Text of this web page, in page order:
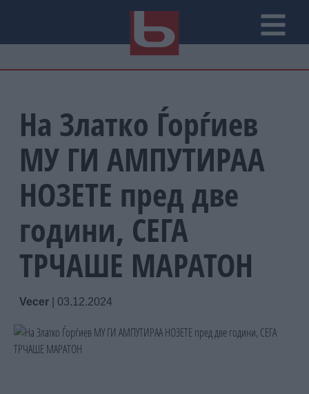
На Златко Ѓорѓиев
МУ ГИ АМПУТИРАА
НОЗЕТЕ пред две
години, СЕГА
ТРЧАШЕ МАРАТОН
Vecer 03.12.2024